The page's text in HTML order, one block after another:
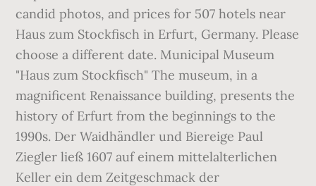
candid photos, and prices for 507 hotels near
Haus zum Stockfisch in Erfurt, Germany. Please
choose a different date. Municipal Museum
"Haus zum Stockfisch" The museum, in a
magnificent Renaissance building, presents the
history of Erfurt from the beginnings to the
1990s. Der Waidhändler und Biereige Paul
Ziegler ließ 1607 auf einem mittelalterlichen
Keller ein dem Zeitgeschmack der